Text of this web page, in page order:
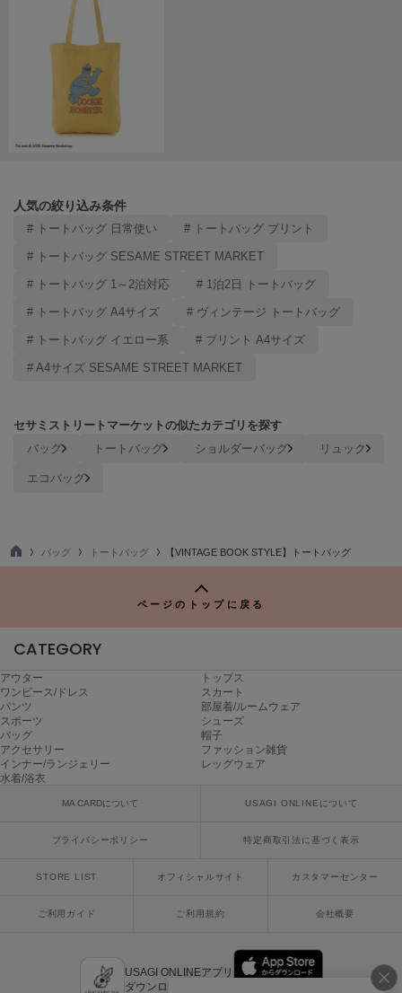
NOWNS
ナウンス
ヌル
オン
Onitsuka Tiger
ORGUE
ORR
オル
Philly chocolate
フィリーチョコレート
PUMA
Reebok
リーボック
サンリオハウス
SESAME STREET MARKET
人気の絞り込み条件
# トートバッグ 日常使い # トートバッグ プリント
# トートバッグ SESAME STREET MARKET
# トートバッグ 1～2泊対応 # 1泊2日 トートバッグ
# トートバッグ A4サイズ # ヴィンテージ トートバッグ
# トートバッグ イエロー系 # プリント A4サイズ
# A4サイズ SESAME STREET MARKET
セサミストリートマーケットの似たカテゴリを探す
バッグ トートバッグ ショルダーバッグ
リュック
エコバッグ
TO
バッグ トートバッグ 【VINTAGE BOOK STYLE】トートバッグ
ページのトップに戻る
CATEGORY
アウター
トップス
ワンピース/ドレス
スカート
パンツ
部屋着/ルームウェア
スポーツ
シューズ
バッグ
帽子
アクセサリー
ファッション雑貨
インナー/ランジェリー
レッグウェア
水着/浴衣
MA CARDについて USAGI ONLINEについて
プライバシーポリシー 特定商取引法に基づく表示
STORE LIST オフィシャルサイト カスタマーセンター
ご利用ガイド ご利用規約 会社概要
USAGI ONLINEアプリ
ダウンロードはこちら